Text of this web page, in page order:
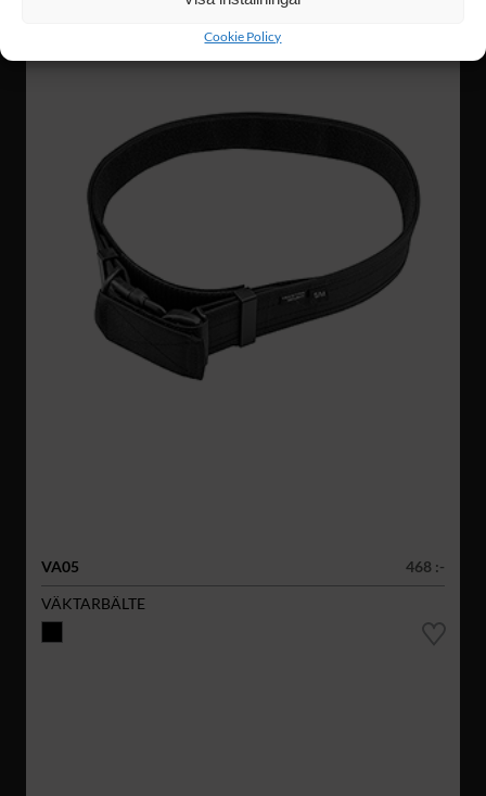
Cookie Policy
VA05
468 :-
VÄKTARBÄLTE